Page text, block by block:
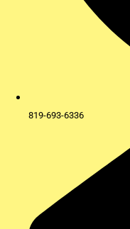
819-693-6336